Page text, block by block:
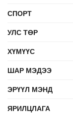
СПОРТ
УЛС ТӨР
ХҮМҮҮС
ШАР МЭДЭЭ
ЭРҮҮЛ МЭНД
ЯРИЛЦЛАГА